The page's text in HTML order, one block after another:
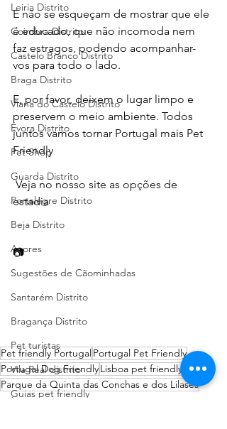
Leiria Distrito
Coimbra Distrito
Castelo Branco Distrito
Braga Distrito
Viana do Castelo Distrito
Évora Distrito
Pet Shop
Guarda Distrito
Portalegre Distrito
Beja Distrito
Açores
Sugestões de Cãominhadas
Santarém Distrito
Bragança Distrito
Pet turistas
Vila Real distrito
Guias pet friendly
E não se esqueçam de mostrar que ele
é educado, que não incomoda nem
faz estragos, podendo acompanhar-
vos para todo o lado.
E, por favor, deixem o lugar limpo e
preservem o meio ambiente. Todos
juntos vamos tornar Portugal mais Pet
Friendly
Veja no nosso site as opções de
estadia
📷
Pet friendly PortugalPortugal Pet Friendly
Portugal Dog FriendlyLisboa pet friendly
Parque da Quinta das Conchas e dos Lilases
Lisboa Distrito